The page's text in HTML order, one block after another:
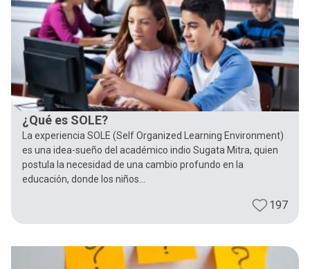
¿Qué es SOLE?
La experiencia SOLE (Self Organized Learning Environment)
es una idea-sueño del académico indio Sugata Mitra, quien
postula la necesidad de una cambio profundo en la
educación, donde los niños...
197